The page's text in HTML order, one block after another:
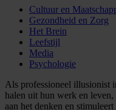
Cultuur en
Gezondheid en Zorg
Het Brein
Leefstijl
Media
Psychologie
Als professioneel illusionist
halen uit hun werk en
aan het denken en